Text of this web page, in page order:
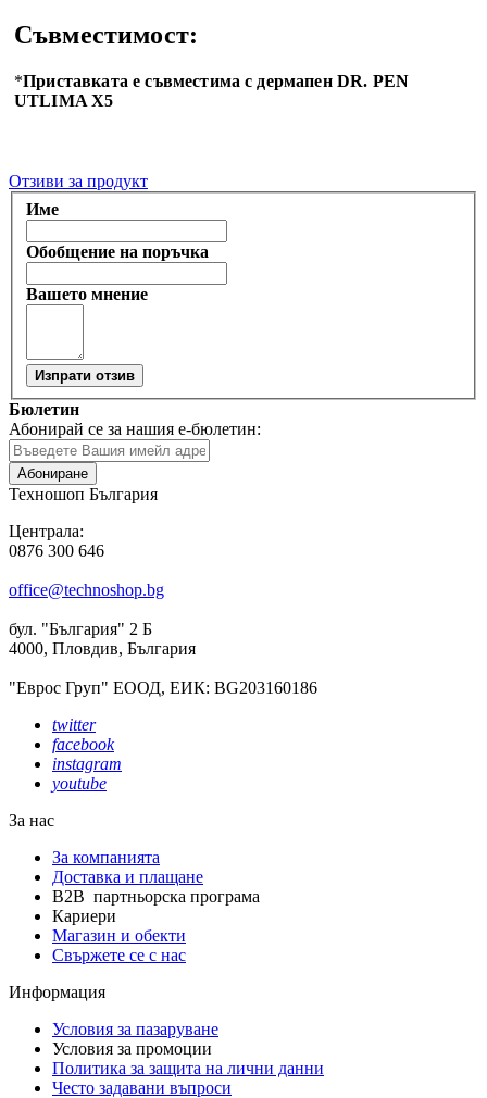
Съвместимост:
*Приставката е съвместима с дермапен DR. PEN
UTLIMA X5
Отзиви за продукт
Име
Обобщение на поръчка
Вашето мнение
Изпрати отзив
Бюлетин
Абонирай се за нашия е-бюлетин:
Абониране
Техношоп България
Централа:
0876 300 646
office@technoshop.bg
бул. "България" 2 Б
4000, Пловдив, България
"Еврос Груп" ЕООД, ЕИК: BG203160186
twitter
facebook
instagram
youtube
За нас
За компанията
Доставка и плащане
B2B партньорска програма
Кариери
Магазин и обекти
Свържете се с нас
Информация
Условия за пазаруване
Условия за промоции
Политика за защита на лични данни
Често задавани въпроси